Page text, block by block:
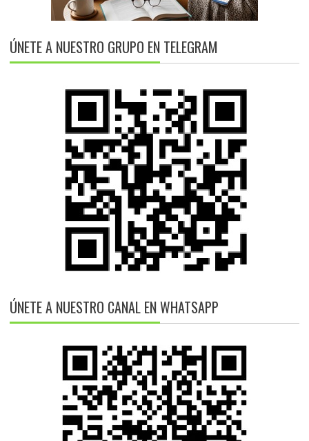
ÚNETE A NUESTRO GRUPO EN TELEGRAM
ÚNETE A NUESTRO CANAL EN WHATSAPP